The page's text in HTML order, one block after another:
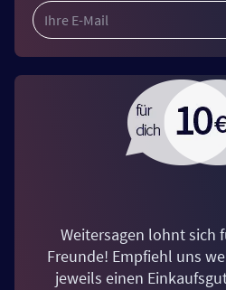
Weitersagen lohnt sich
Freunde! Empfiehl uns
jeweils einen